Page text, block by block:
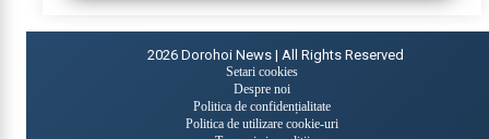
2026 Dorohoi News | All Rights Reserved
Setari cookies
Despre noi
Politica de confidențialitate
Politica de utilizare cookie-uri